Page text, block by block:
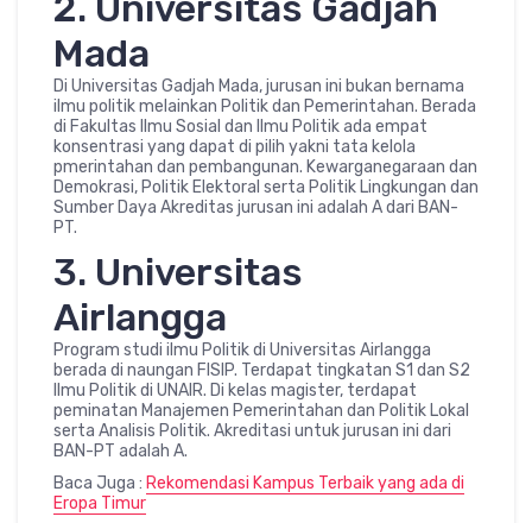
Mada
Di Universitas Gadjah Mada, jurusan ini bukan bernama
ilmu politik melainkan Politik dan Pemerintahan. Berada
di Fakultas Ilmu Sosial dan Ilmu Politik ada empat
konsentrasi yang dapat di pilih yakni tata kelola
pmerintahan dan pembangunan. Kewarganegaraan dan
Demokrasi, Politik Elektoral serta Politik Lingkungan dan
Sumber Daya Akreditas jurusan ini adalah A dari BAN-
PT.
3. Universitas
Airlangga
Program studi ilmu Politik di Universitas Airlangga
berada di naungan FISIP. Terdapat tingkatan S1 dan S2
Ilmu Politik di UNAIR. Di kelas magister, terdapat
peminatan Manajemen Pemerintahan dan Politik Lokal
serta Analisis Politik. Akreditasi untuk jurusan ini dari
BAN-PT adalah A.
Baca Juga : Rekomendasi Kampus Terbaik yang ada di
Eropa Timur